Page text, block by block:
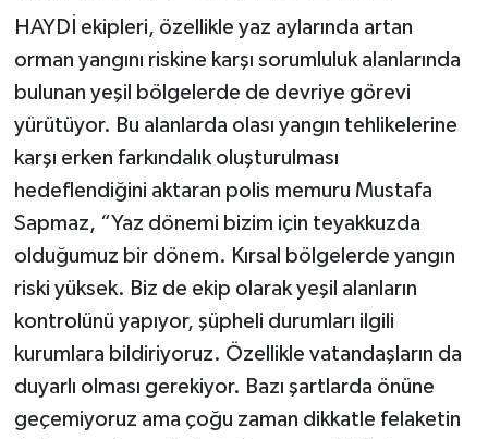
HAYDİ ekipleri, özellikle yaz aylarında artan
orman yangını riskine karşı sorumluluk alanlarında
bulunan yeşil bölgelerde de devriye görevi
yürütüyor. Bu alanlarda olası yangın tehlikelerine
karşı erken farkındalık oluşturulması
hedeflendiğini aktaran polis memuru Mustafa
Sapmaz, “Yaz dönemi bizim için teyakkuzda
olduğumuz bir dönem. Kırsal bölgelerde yangın
riski yüksek. Biz de ekip olarak yeşil alanların
kontrolünü yapıyor, şüpheli durumları ilgili
kurumlara bildiriyoruz. Özellikle vatandaşların da
duyarlı olması gerekiyor. Bazı şartlarda önüne
geçemiyoruz ama çoğu zaman dikkatle felaketin